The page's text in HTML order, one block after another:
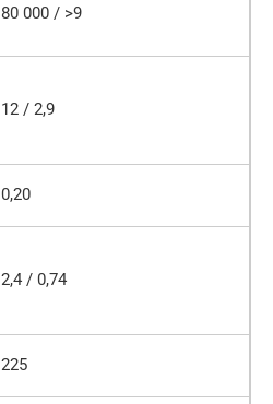
80 000 / >9
12 / 2,9
0,20
2,4 / 0,74
225